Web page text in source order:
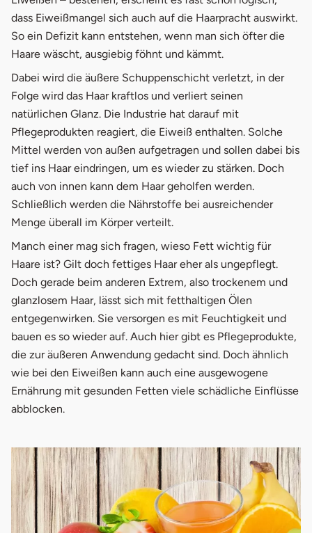
dass Eiweißmangel sich auch auf die Haarpracht auswirkt.
So ein Defizit kann entstehen, wenn man sich öfter die
Haare wäscht, ausgiebig föhnt und kämmt.
Dabei wird die äußere Schuppenschicht verletzt, in der
Folge wird das Haar kraftlos und verliert seinen
natürlichen Glanz. Die Industrie hat darauf mit
Pflegeprodukten reagiert, die Eiweiß enthalten. Solche
Mittel werden von außen aufgetragen und sollen dabei bis
tief ins Haar eindringen, um es wieder zu stärken. Doch
auch von innen kann dem Haar geholfen werden.
Schließlich werden die Nährstoffe bei ausreichender
Menge überall im Körper verteilt.
Manch einer mag sich fragen, wieso Fett wichtig für
Haare ist? Gilt doch fettiges Haar eher als ungepflegt.
Doch gerade beim anderen Extrem, also trockenem und
glanzlosem Haar, lässt sich mit fetthaltigen Ölen
entgegenwirken. Sie versorgen es mit Feuchtigkeit und
bauen es so wieder auf. Auch hier gibt es Pflegeprodukte,
die zur äußeren Anwendung gedacht sind. Doch ähnlich
wie bei den Eiweißen kann auch eine ausgewogene
Ernährung mit gesunden Fetten viele schädliche Einflüsse
abblocken.